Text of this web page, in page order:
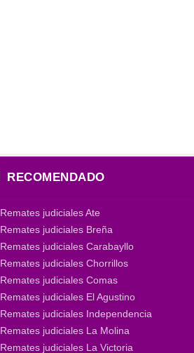
RECOMENDADO
Remates judiciales Ate
Remates judiciales Breña
Remates judiciales Carabayllo
Remates judiciales Chorrillos
Remates judiciales Comas
Remates judiciales El Agustino
Remates judiciales Independencia
Remates judiciales La Molina
Remates judiciales La Victoria